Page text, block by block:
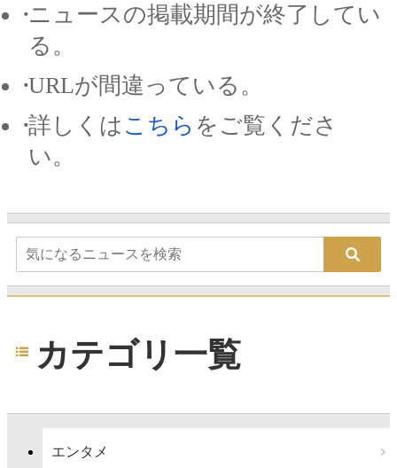
ニュースの掲載期間が終了してい
る。
URLが間違っている。
詳しくは こちら をご覧くださ
い。
カテゴリ一覧
エンタメ